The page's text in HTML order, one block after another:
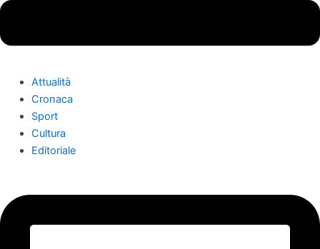
Attualità
Cronaca
Sport
Cultura
Editoriale